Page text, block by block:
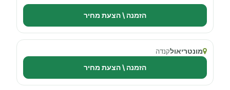
הזמנה \ הצעת מחיר
מונטריאולקנדה
הזמנה \ הצעת מחיר